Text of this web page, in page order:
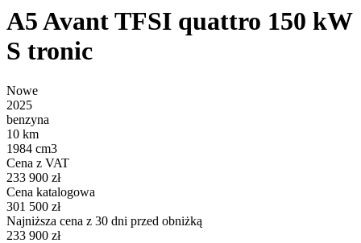
A5 Avant TFSI quattro 150 kW
S tronic
Nowe
2025
benzyna
10 km
1984 cm3
Cena z VAT
233 900 zł
Cena katalogowa
301 500 zł
Najniższa cena z 30 dni przed obniżką
233 900 zł